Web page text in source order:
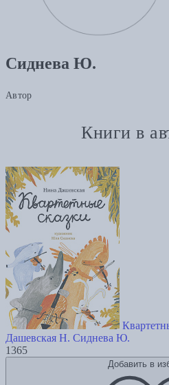
Сиднева Ю.
Автор
Книги в
Дашевская Н. Сиднева Ю.
1365
Добавить в